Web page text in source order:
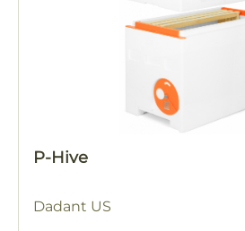
P-Hive
Dadant US